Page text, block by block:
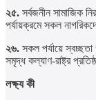
২৫. সর্বজনীন সামাজিক
পর্যায়ক্রমে সকল
২৬. সকল পর্যায়ে স্বচ্ছতা
সমৃদ্ধ কল্যাণ-রাষ্ট্র
লক্ষ্য কী